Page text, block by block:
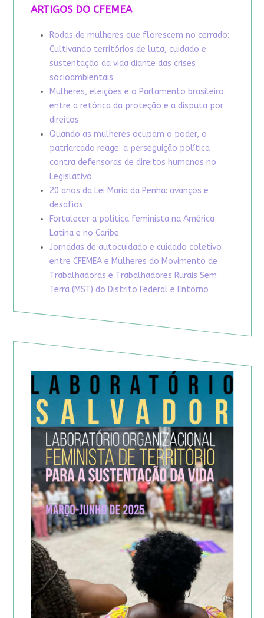
ARTIGOS DO CFEMEA
Rodas de mulheres que florescem no cerrado:
Cultivando territórios de luta, cuidado e
sustentação da vida diante das crises
socioambientais
Mulheres, eleições e o Parlamento brasileiro:
entre a retórica da proteção e a disputa por
direitos
Quando as mulheres ocupam o poder, o
patriarcado reage: a perseguição política
contra defensoras de direitos humanos no
Legislativo
20 anos da Lei Maria da Penha: avanços e
desafios
Fortalecer a política feminista na América
Latina e no Caribe
Jornadas de autocuidado e cuidado coletivo
entre CFEMEA e Mulheres do Movimento de
Trabalhadoras e Trabalhadores Rurais Sem
Terra (MST) do Distrito Federal e Entorno